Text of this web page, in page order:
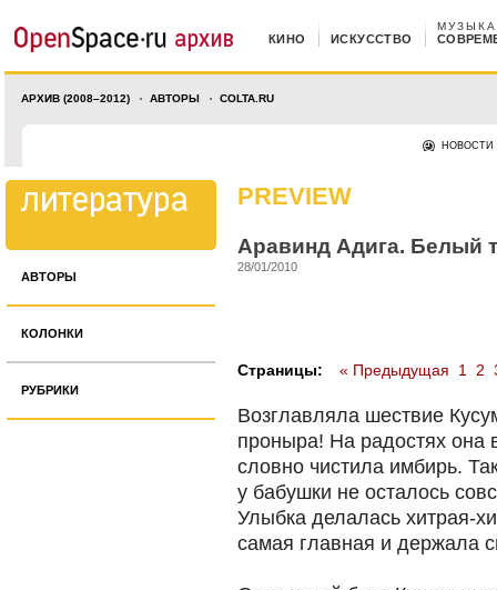
КИНО ИСКУССТВО
МУЗЫКА
АРХИВ (2008–2012) АВТОРЫ COLTA.RU
НОВОСТИ
АВТОРЫ
КОЛОНКИ
РУБРИКИ
PREVIEW
Аравинд Адига. Белый
28/01/2010
Страницы: « Предыдущая 1 2
Возглавляла шествие
проныра! На радостях она
словно чистила имбирь.
у бабушки не осталось
Улыбка делалась хитрая-
самая главная и держала